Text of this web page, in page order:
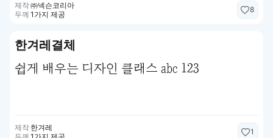
제작㈜넥슨코리아
두께 1가지 제공
8
한겨레결체
쉽게 배우는 디자인 클래스 abc 123
제작 한겨레
1